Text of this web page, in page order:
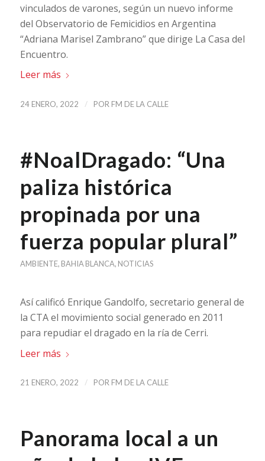
vinculados de varones, según un nuevo informe
del Observatorio de Femicidios en Argentina
“Adriana Marisel Zambrano” que dirige La Casa del
Encuentro.
Leer más
24 ENERO, 2022 / POR FM DE LA CALLE
#NoalDragado: “Una
paliza histórica
propinada por una
fuerza popular plural”
AMBIENTE, BAHIA BLANCA, NOTICIAS
Así calificó Enrique Gandolfo, secretario general de
la CTA el movimiento social generado en 2011
para repudiar el dragado en la ría de Cerri.
Leer más
21 ENERO, 2022 / POR FM DE LA CALLE
Panorama local a un